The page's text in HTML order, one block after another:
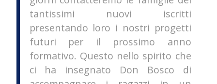
tantissimi nuovi iscritti
presentando loro i nostri progetti
futuri per il prossimo anno
formativo. Questo nello spirito che
ci ha insegnato Don Bosco di